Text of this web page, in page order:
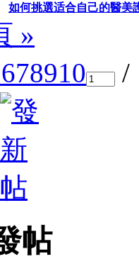
如何挑選适合自己的醫美
»
678910 /
帖